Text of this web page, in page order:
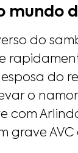
mundo
do
esposa do
o
com
AVC